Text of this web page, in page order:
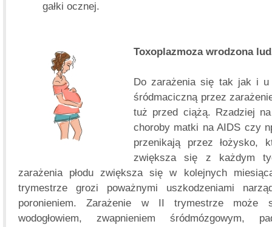
gałki ocznej.
Toxoplazmoza wrodzona
Do zarażenia się tak jak i u
śródmaciczną przez
tuż przed ciążą. Rzadziej
choroby matki na AIDS czy
przenikają przez łożysko,
zwiększa się z każdym
zarażenia płodu zwiększa się w kolejnych
trymestrze grozi poważnymi uszkodzeniami
poronieniem. Zarażenie w II trymestrze może
wodogłowiem, zwapnieniem śródmózgowym,